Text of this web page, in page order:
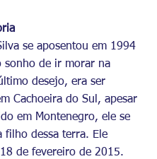
se aposentou em 1994
sonho de ir morar na
desejo, era ser
Cachoeira do Sul, apesar
em Montenegro, ele se
filho dessa terra. Ele
de fevereiro de 2015.